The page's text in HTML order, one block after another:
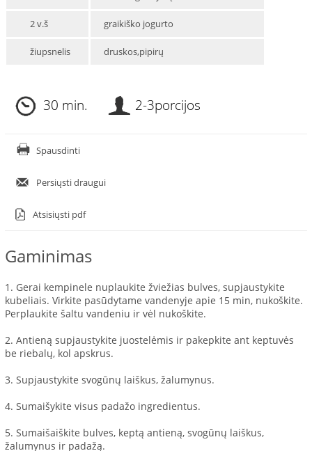
2 v.š graikiško jogurto
žiupsnelis druskos,pipirų
30 min. 2-3porcijos
Spausdinti
Persiųsti draugui
Atsisiųsti pdf
Gaminimas
1. Gerai kempinele nuplaukite žviežias bulves, supjaustykite
kubeliais. Virkite pasūdytame vandenyje apie 15 min, nukoškite.
Perplaukite šaltu vandeniu ir vėl nukoškite.
2. Antieną supjaustykite juostelėmis ir pakepkite ant keptuvės
be riebalų, kol apskrus.
3. Supjaustykite svogūnų laiškus, žalumynus.
4. Sumaišykite visus padažo ingredientus.
5. Sumaišaiškite bulves, keptą antieną, svogūnų laiškus,
žalumynus ir padažą.